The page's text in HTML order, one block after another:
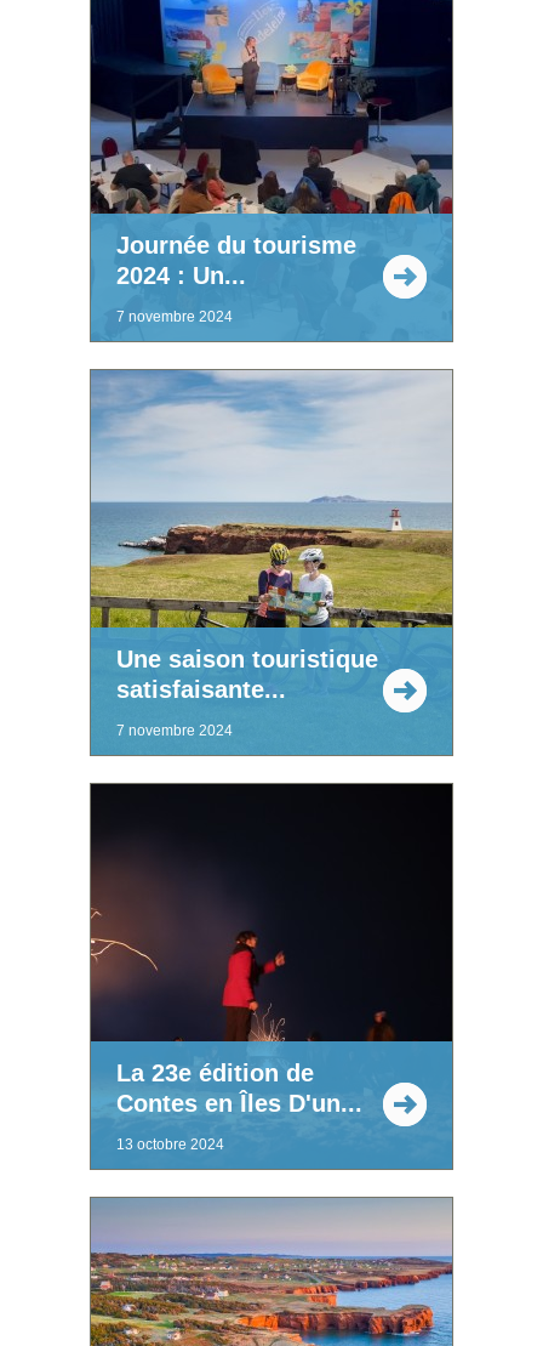
Journée du tourisme
2024 : Un...
7 novembre 2024
Une saison touristique
satisfaisante...
7 novembre 2024
La 23e édition de
Contes en Îles D'un...
13 octobre 2024